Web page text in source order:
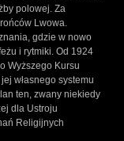
polowej. Za
Lwowa.
gdzie w nowo
i rytmiki. Od 1924
Wyższego Kursu
własnego systemu
ten, zwany niekiedy
dla Ustroju
Religijnych